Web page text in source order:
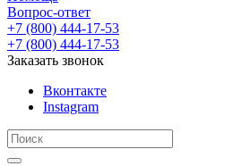
Вопрос-ответ
+7 (800) 444-17-53
+7 (800) 444-17-53
Заказать звонок
Вконтакте
Instagram